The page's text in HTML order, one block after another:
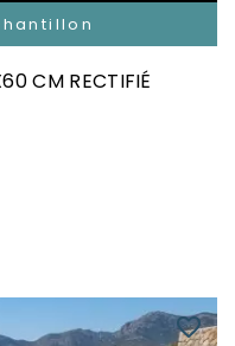
CM RECTIFIÉ
favorite_border